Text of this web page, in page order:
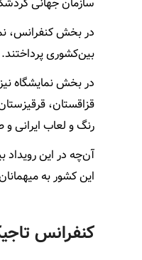
در بخش کنفرانس،
بین‌کشوری پرداختند.
در بخش نمایشگاه
قزاقستان،
رنگ و لعاب ایرانی و
آن‌چه در این
این کشور به
کنفرانس